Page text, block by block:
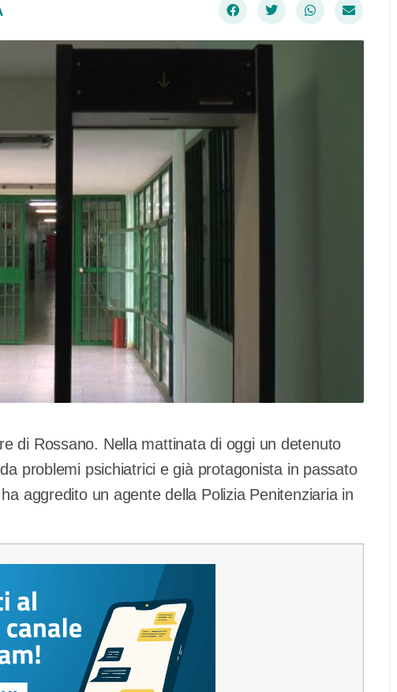
di Rossano. Nella mattinata di oggi un detenuto
problemi psichiatrici e già protagonista in passato
aggredito un agente della Polizia Penitenziaria in